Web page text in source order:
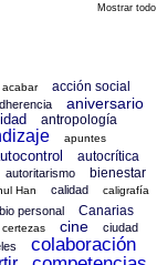
Mostrar todo
acabar acción social
aniversario
antropología
apuntes
autocrítica
autoritarismo bienestar
Han calidad caligrafía
personal Canarias
certezas cine ciudad
colaboración